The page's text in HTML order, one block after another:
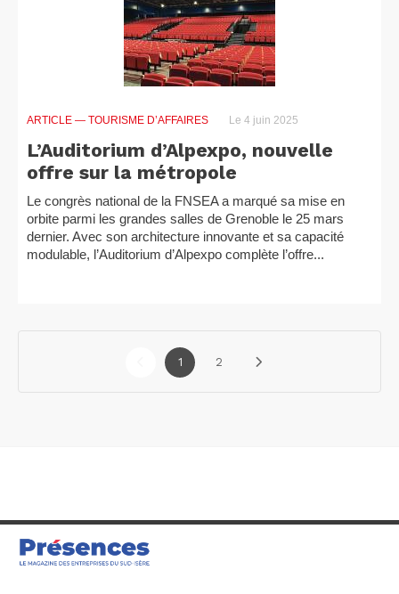
ARTICLE — TOURISME D’AFFAIRES Le 4 juin 2025
L’Auditorium d’Alpexpo, nouvelle
offre sur la métropole
Le congrès national de la FNSEA a marqué sa mise en
orbite parmi les grandes salles de Grenoble le 25 mars
dernier. Avec son architecture innovante et sa capacité
modulable, l’Auditorium d’Alpexpo complète l’offre...
1 2